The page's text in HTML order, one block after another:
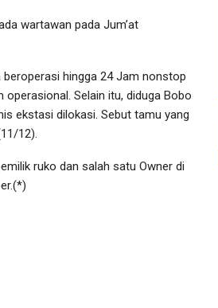
wartawan pada Jum’at
beroperasi hingga 24 Jam nonstop
Selain itu, diduga Bobo
ekstasi dilokasi. Sebut tamu yang
12).
ruko dan salah satu Owner di